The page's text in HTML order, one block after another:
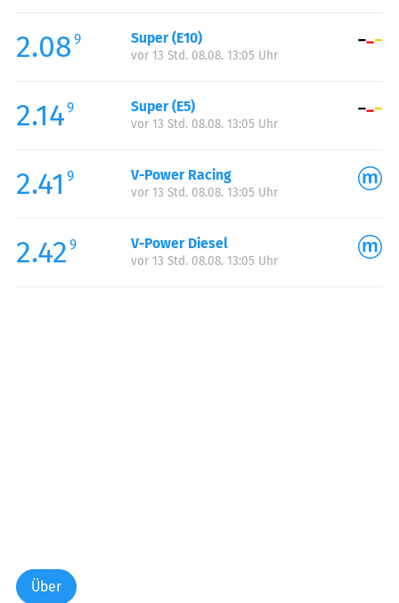
Samstag:
00:00-24:00
Sonntag:
2.08 9 Super (E10)
vor 13 Std. 08.08. 13:05 Uhr
2.149 Super (E5)
vor 13 Std. 08.08. 13:05 Uhr
2.41 9 V-Power Racing
vor 13 Std. 08.08. 13:05 Uhr
2.42 9 V-Power Diesel
vor 13 Std. 08.08. 13:05 Uhr
Über